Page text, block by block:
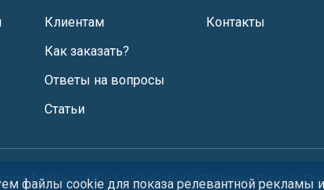
Клиентам
Как заказать?
Ответы на вопросы
Статьи
Контакты
файлыcookiesи рекомендательные технологии
файлы cookie для показа релевантной рекламы и